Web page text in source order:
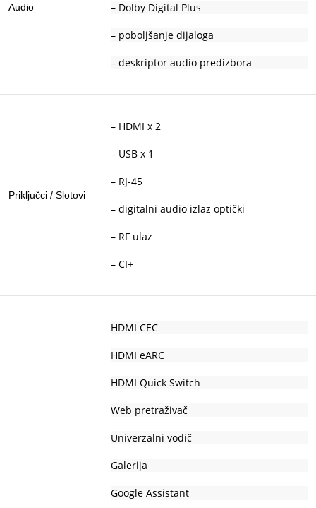
Audio – Dolby Digital Plus
– poboljšanje dijaloga
– deskriptor audio predizbora
Priključci / Slotovi
– HDMI x 2
– USB x 1
– RJ-45
– digitalni audio izlaz optički
– RF ulaz
– CI+
HDMI CEC
HDMI eARC
HDMI Quick Switch
Web pretraživač
Univerzalni vodič
Galerija
Google Assistant